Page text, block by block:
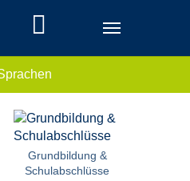
Grundbildung &
Schulabschlüsse